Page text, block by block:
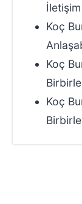
Koç
Koç
Koç